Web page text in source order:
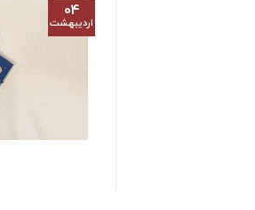
۰۴
اردیبهشت